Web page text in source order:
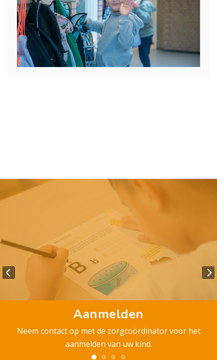
Aanmelden
Neem contact op met de zorgcoördinator voor het
aanmelden van uw kind.